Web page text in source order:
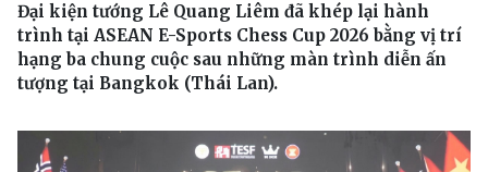
Đại kiện tướng Lê Quang Liêm đã khép lại hành
trình tại ASEAN E-Sports Chess Cup 2026 bằng vị trí
hạng ba chung cuộc sau những màn trình diễn ấn
tượng tại Bangkok (Thái Lan).